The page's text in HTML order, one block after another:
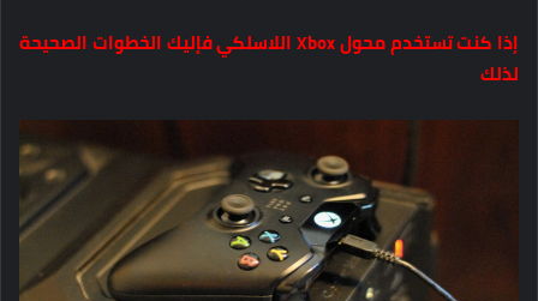
إذا كنت تستخدم محول Xbox اللاسلكي فإليك الخطوات الصحيحة
لذلك